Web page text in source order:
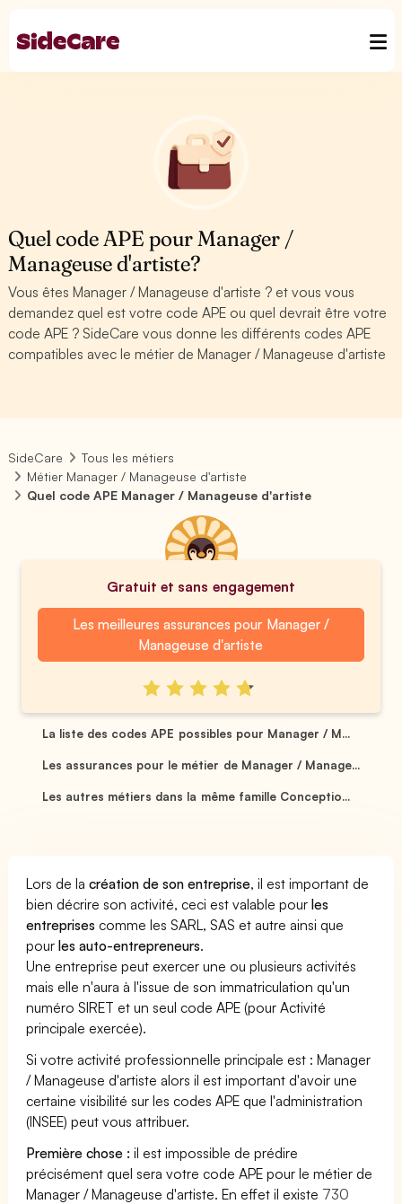
Quel code APE pour Manager /
Manageuse d'artiste?
Vous êtes Manager / Manageuse d'artiste ? et vous vous
demandez quel est votre code APE ou quel devrait être votre
code APE ? SideCare vous donne les différents codes APE
compatibles avec le métier de Manager / Manageuse d'artiste
SideCare
Tous les métiers
Métier Manager / Manageuse d'artiste
Quel code APE Manager / Manageuse d'artiste
Gratuit et sans engagement
Les meilleures assurances pour Manager /
Manageuse d'artiste
La liste des codes APE possibles pour Manager / M...
Les assurances pour le métier de Manager / Manage...
Les autres métiers dans la même famille Conceptio...
Lors de lacréation de son entreprise, il est important de
bien décrire son activité, ceci est valable pourles
entreprises comme les SARL, SAS et autre ainsi que
pourles auto-entrepreneurs.
Une entreprise peut exercer une ou plusieurs activités
mais elle n'aura à l'issue de son immatriculation qu'un
numéro SIRET et un seul code APE (pour Activité
principale exercée).
Si votre activité professionnelle principale est : Manager
/ Manageuse d'artiste alors il est important d'avoir une
certaine visibilité sur les codes APE que l'administration
(INSEE) peut vous attribuer.
Première chose : il est impossible de prédire
précisément quel sera votre code APE pour le métier de
Manager / Manageuse d'artiste. En effet il existe 730